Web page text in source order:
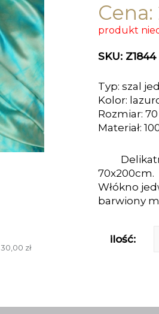
zł
Cena:
produkt
SKU: Z1844
Typ: szal
Kolor:
Rozmiar:
Materiał:
Włókno
barwiony
ilość: